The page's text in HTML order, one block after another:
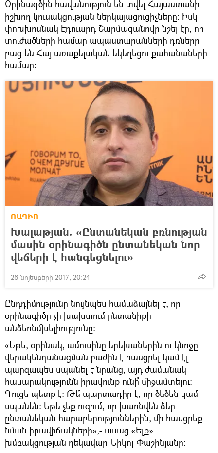
Օրինագծին հավանություն են տվել Հայաստանի
իշխող կուսակցության ներկայացուցիչները։ Իսկ
փոխխոսնակ Էդուարդ Շարմազանովը նշել էր, որ
տուժածների համար ապաստարանների դռները
բաց են Հայ առաքելական եկեղեցու քահանաների
համար։
ՌԱԴԻՈ
Խալաթյան. «Ընտանեկան բռնության
մասին օրինագիծն ընտանեկան նոր
վեճերի է հանգեցնելու»
28 նոյեմբերի 2017, 20:24
Ընդդիմությունը նույնպես համաձայնել է, որ
օրինագիծը չի խախտում ընտանիքի
անձեռնմխելիությունը։
«Եթե, օրինակ, ամուսինը երեխաներին ու կնոջը
վերակենդանացման բաժին է հասցրել կամ էլ
պարզապես սպանել է նրանց, այդ ժամանակ
հասարակությունն իրավունք ունի՞ միջամտելու։
Գուցե պետք է։ Թե՞ պարտադիր է, որ ծեծեն կամ
սպանեն։ Եթե չեք ուզում, որ խառնվեն ձեր
ընտանեկան հարաբերություններին, մի հասցրեք
նման իրավիճակների»,- ասաց «Ելք»
խմբակցության ղեկավար Նիկոլ Փաշինյանը։